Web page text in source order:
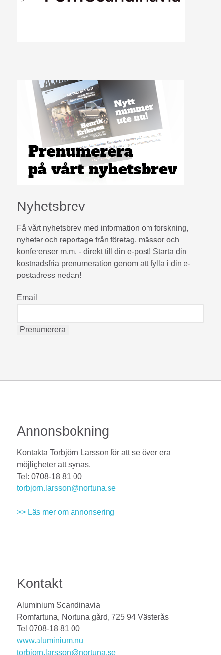
Nyhetsbrev
Få vårt nyhetsbrev med information om forskning,
nyheter och reportage från företag, mässor och
konferenser m.m. - direkt till din e-post! Starta din
kostnadsfria prenumeration genom att fylla i din e-
postadress nedan!
Email
Annonsbokning
Kontakta Torbjörn Larsson för att se över era
möjligheter att synas.
Tel: 0708-18 81 00
torbjorn.larsson@nortuna.se
>> Läs mer om annonsering
Kontakt
Aluminium Scandinavia
Romfartuna, Nortuna gård, 725 94 Västerås
Tel 0708-18 81 00
www.aluminium.nu
torbjorn.larsson@nortuna.se